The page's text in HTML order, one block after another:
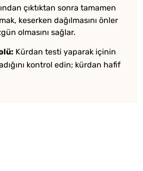
çıktıktan sonra tamamen
keserken dağılmasını önler
olmasını sağlar.
Kürdan testi yaparak içinin
kontrol edin; kürdan hafif